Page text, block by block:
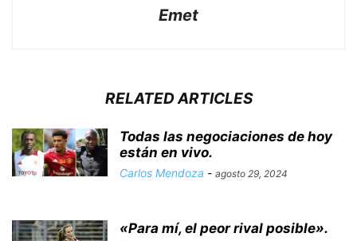
Emet
RELATED ARTICLES
Todas las negociaciones de hoy
están en vivo.
Carlos Mendoza - agosto 29, 2024
«Para mí, el peor rival posible».